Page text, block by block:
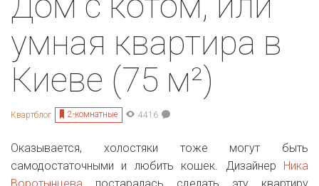
умная квартира в
Киеве (75 м²)
Квартблог 2-комнатные 4416
Оказывается, холостяки тоже могут быть
самодостаточными и любить кошек. Дизайнер Ника